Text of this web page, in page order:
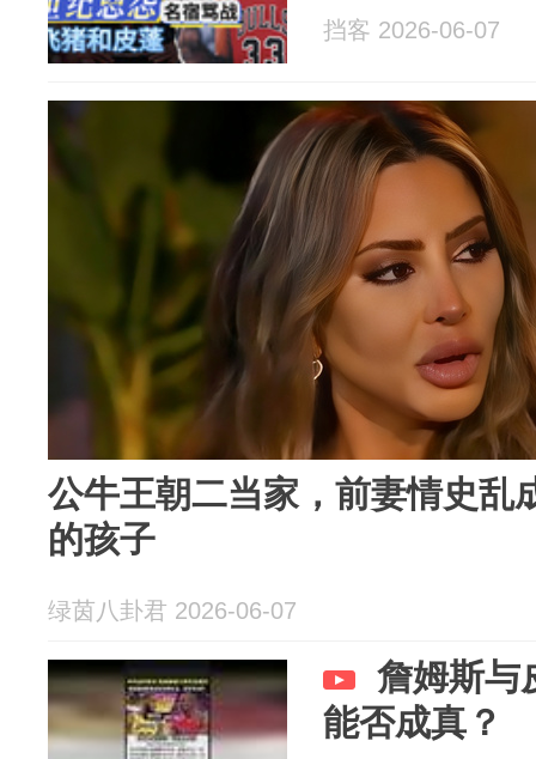
挡客 2026-06-07
公牛王朝二当家，前妻情史乱
的孩子
绿茵八卦君 2026-06-07
詹姆斯与
能否成真？